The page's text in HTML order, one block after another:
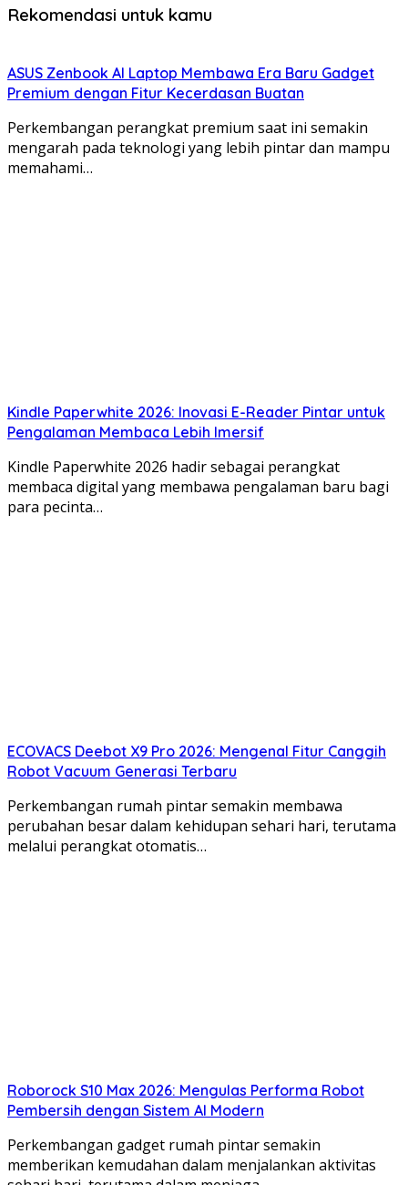
Rekomendasi untuk kamu
ASUS Zenbook AI Laptop Membawa Era Baru Gadget
Premium dengan Fitur Kecerdasan Buatan
Perkembangan perangkat premium saat ini semakin
mengarah pada teknologi yang lebih pintar dan mampu
memahami…
Kindle Paperwhite 2026: Inovasi E-Reader Pintar untuk
Pengalaman Membaca Lebih Imersif
Kindle Paperwhite 2026 hadir sebagai perangkat
membaca digital yang membawa pengalaman baru bagi
para pecinta…
ECOVACS Deebot X9 Pro 2026: Mengenal Fitur Canggih
Robot Vacuum Generasi Terbaru
Perkembangan rumah pintar semakin membawa
perubahan besar dalam kehidupan sehari hari, terutama
melalui perangkat otomatis…
Roborock S10 Max 2026: Mengulas Performa Robot
Pembersih dengan Sistem AI Modern
Perkembangan gadget rumah pintar semakin
memberikan kemudahan dalam menjalankan aktivitas